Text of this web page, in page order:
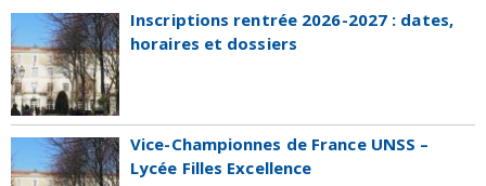
Inscriptions rentrée 2026-2027 : dates,
horaires et dossiers
Vice-Championnes de France UNSS –
Lycée Filles Excellence